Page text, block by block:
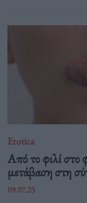
Erotica
Από το φιλί στο
μετάβαση στη
09.07.25